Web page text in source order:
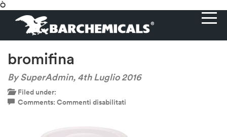
Ò
bromifina
By SuperAdmin, 4th Luglio 2016
Filed under:
Comments: Commenti disabilitati